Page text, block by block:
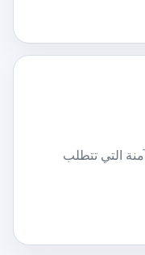
التي تتطلب